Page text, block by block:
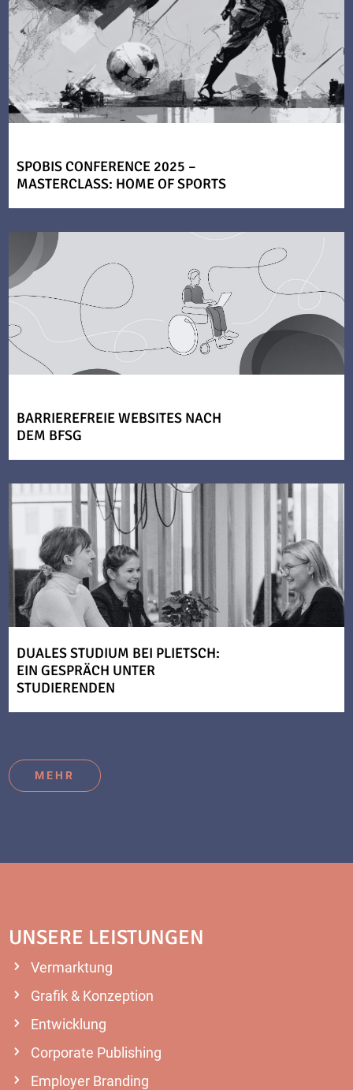
SPOBIS CONFERENCE 2025 –
MASTERCLASS: HOME OF SPORTS
BARRIEREFREIE WEBSITES NACH
DEM BFSG
DUALES STUDIUM BEI PLIETSCH:
EIN GESPRÄCH UNTER
STUDIERENDEN
MEHR
UNSERE LEISTUNGEN
Vermarktung
Grafik & Konzeption
Entwicklung
Corporate Publishing
Employer Branding